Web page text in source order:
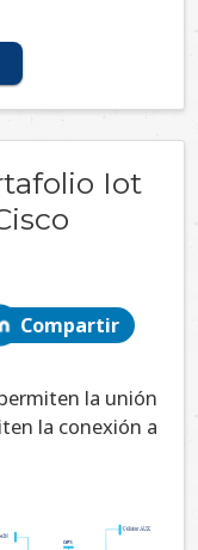
Iot
Compartir
la unión
la conexión a